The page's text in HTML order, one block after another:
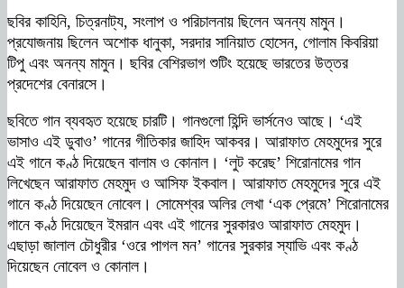
ছবির কাহিনি, চিত্রনাট্য, সংলাপ ও পরিচালনায় ছিলেন অনন্য মামুন।
প্রযোজনায় ছিলেন অশোক ধানুকা, সরদার সানিয়াত হোসেন, গোলাম কিবরিয়া
টিপু এবং অনন্য মামুন। ছবির বেশিরভাগ শুটিং হয়েছে ভারতের উত্তর
প্রদেশের বেনারসে।
ছবিতে গান ব্যবহৃত হয়েছে চারটি। গানগুলো হিন্দি ভার্সনেও আছে। ‘এই
ভাসাও এই ডুবাও’ গানের গীতিকার জাহিদ আকবর। আরাফাত মেহমুদের সুরে
এই গানে কণ্ঠ দিয়েছেন বালাম ও কোনাল। ‘লুট করেছ’ শিরোনামের গান
লিখেছেন আরাফাত মেহমুদ ও আসিফ ইকবাল। আরাফাত মেহমুদের সুরে এই
গানে কণ্ঠ দিয়েছেন নোবেল। সোমেশ্বর অলির লেখা ‘এক প্রেমে’ শিরোনামের
গানে কণ্ঠ দিয়েছেন ইমরান এবং এই গানের সুরকারও আরাফাত মেহমুদ।
এছাড়া জালাল চৌধুরীর ‘ওরে পাগল মন’ গানের সুরকার স্যাভি এবং কণ্ঠ
দিয়েছেন নোবেল ও কোনাল।